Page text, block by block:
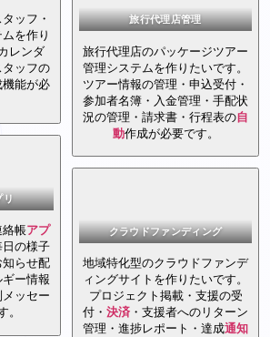
ッフ・
を作り
レンダ
ッフの
能が必
リ
絡帳アプ
日の様子
らせ配
ー情報
ッセー
。
旅行代理店管理
旅行代理店のパッケージツアー
管理システムを作りたいです。
ツアー情報の管理・申込受付・
参加者名簿・入金管理・手配状
況の管理・請求書・行程表の自
動作成が必要です。
クラウドファンディング
地域特化型のクラウドファンデ
ィングサイトを作りたいです。
プロジェクト掲載・支援の受
付・ 決済 ・支援者へのリターン
管理・進捗レポート・達成通知